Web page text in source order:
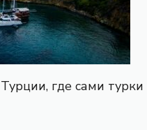
где сами турки